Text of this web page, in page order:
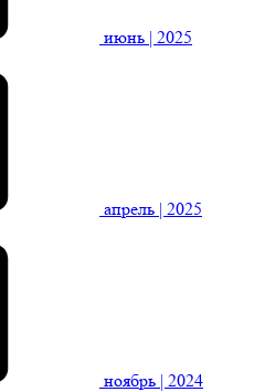
июнь | 2025
апрель | 2025
ноябрь | 2024